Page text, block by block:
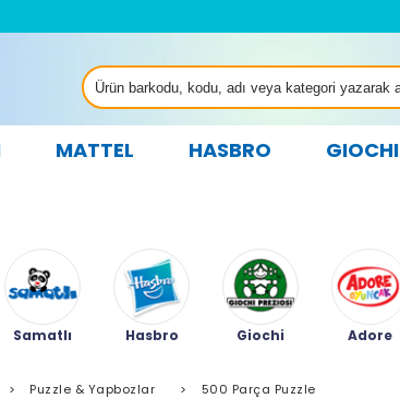
MATTEL HASBRO GIOCHI
Samatlı Hasbro Giochi Adore
> Puzzle & Yapbozlar > 500 Parça Puzzle